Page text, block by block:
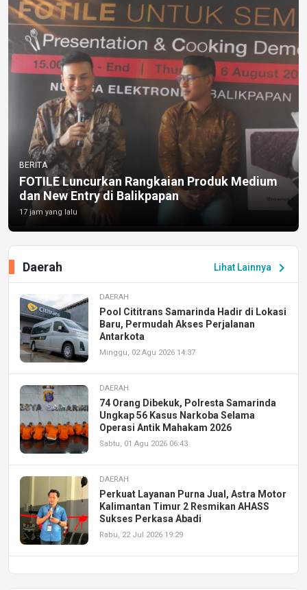
BERITA
FOTILE Luncurkan Rangkaian Produk Medium
dan New Entry di Balikpapan
17 jam yang lalu
Lihat Lainnya chevron_right
Daerah
DAERAH
Pool Cititrans Samarinda Hadir di Lokasi
Baru, Permudah Akses Perjalanan
Antarkota
Minggu, 02 Agu 2026 14:37
DAERAH
74 Orang Dibekuk, Polresta Samarinda
Ungkap 56 Kasus Narkoba Selama
Operasi Antik Mahakam 2026
Sabtu, 01 Agu 2026 06:43
DAERAH
Perkuat Layanan Purna Jual, Astra Motor
Kalimantan Timur 2 Resmikan AHASS
Sukses Perkasa Abadi
Rabu, 22 Jul 2026 19:29